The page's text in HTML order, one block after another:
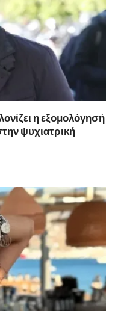
ε
η εξομολόγησή
ψυχιατρική